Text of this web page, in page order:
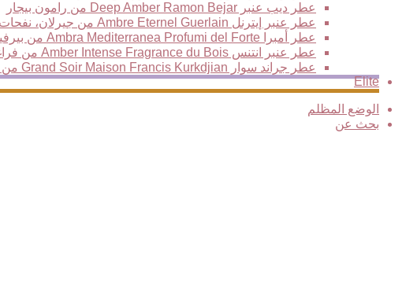
عطر ديب عنبر Deep Amber Ramon Bejar من رامون بيجار
عطر عنبر إيترنل Ambre Eternel Guerlain من جيرلان، نفحات خشبية فاخرة تمتزج مع سحر المكونات الشرقية
عطر أمبرا Ambra Mediterranea Profumi del Forte من بيرفيومي ديل فورتي
عطر عنبر انتنس Amber Intense Fragrance du Bois من فراغرانس دو بوا
عطر جراند سوار Grand Soir Maison Francis Kurkdjian من فرانسيس كركدجيان
Elite
الوضع المظلم
بحث عن